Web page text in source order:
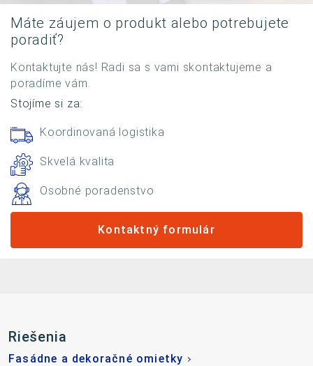
Máte záujem o produkt alebo potrebujete
poradiť?
Kontaktujte nás! Radi sa s vami skontaktujeme a
poradíme vám.
Stojíme si za:
Koordinovaná logistika
Skvelá kvalita
Osobné poradenstvo
Kontaktný formulár
Riešenia
Fasádne a dekoračné omietky